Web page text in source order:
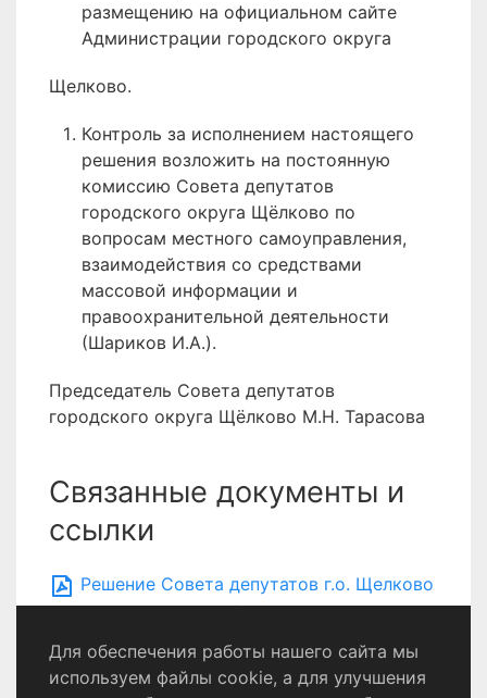
размещению на официальном сайте
Администрации городского округа
Щелково.
Контроль за исполнением настоящего
решения возложить на постоянную
комиссию Совета депутатов
городского округа Щёлково по
вопросам местного самоуправления,
взаимодействия со средствами
массовой информации и
правоохранительной деятельности
(Шариков И.А.).
Председатель Совета депутатов
городского округа Щёлково М.Н. Тарасова
Связанные документы и
ссылки
Решение Совета депутатов г.о. Щелково
от 25.02.2026 № 220/28
Для обеспечения работы нашего сайта мы
используем файлы cookie, а для улучшения